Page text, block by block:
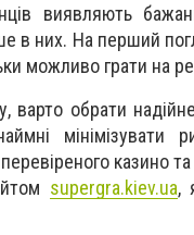
виявляють
в них. На перший
можливо грати на
варто обрати
мінімізувати
казино та
supergra.kiev.ua,